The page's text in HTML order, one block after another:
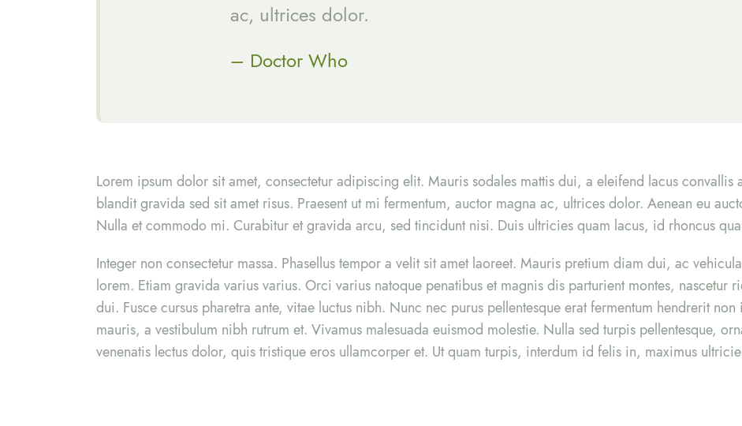
ac, ultrices dolor.
– Doctor Who
Lorem ipsum dolor sit amet, consectetur adipiscing elit. Mauris sodales mattis dui, a eleifend lacus convallis
blandit gravida sed sit amet risus. Praesent ut mi fermentum, auctor magna ac, ultrices dolor. Aenean eu
Nulla et commodo mi. Curabitur et gravida arcu, sed tincidunt nisi. Duis ultricies quam lacus, id rhoncus
Integer non consectetur massa. Phasellus tempor a velit sit amet laoreet. Mauris pretium diam dui, ac
lorem. Etiam gravida varius varius. Orci varius natoque penatibus et magnis dis parturient montes, nascetur
dui. Fusce cursus pharetra ante, vitae luctus nibh. Nunc nec purus pellentesque erat fermentum hendrerit
mauris, a vestibulum nibh rutrum et. Vivamus malesuada euismod molestie. Nulla sed turpis pellentesque,
venenatis lectus dolor, quis tristique eros ullamcorper et. Ut quam turpis, interdum id felis in, maximus